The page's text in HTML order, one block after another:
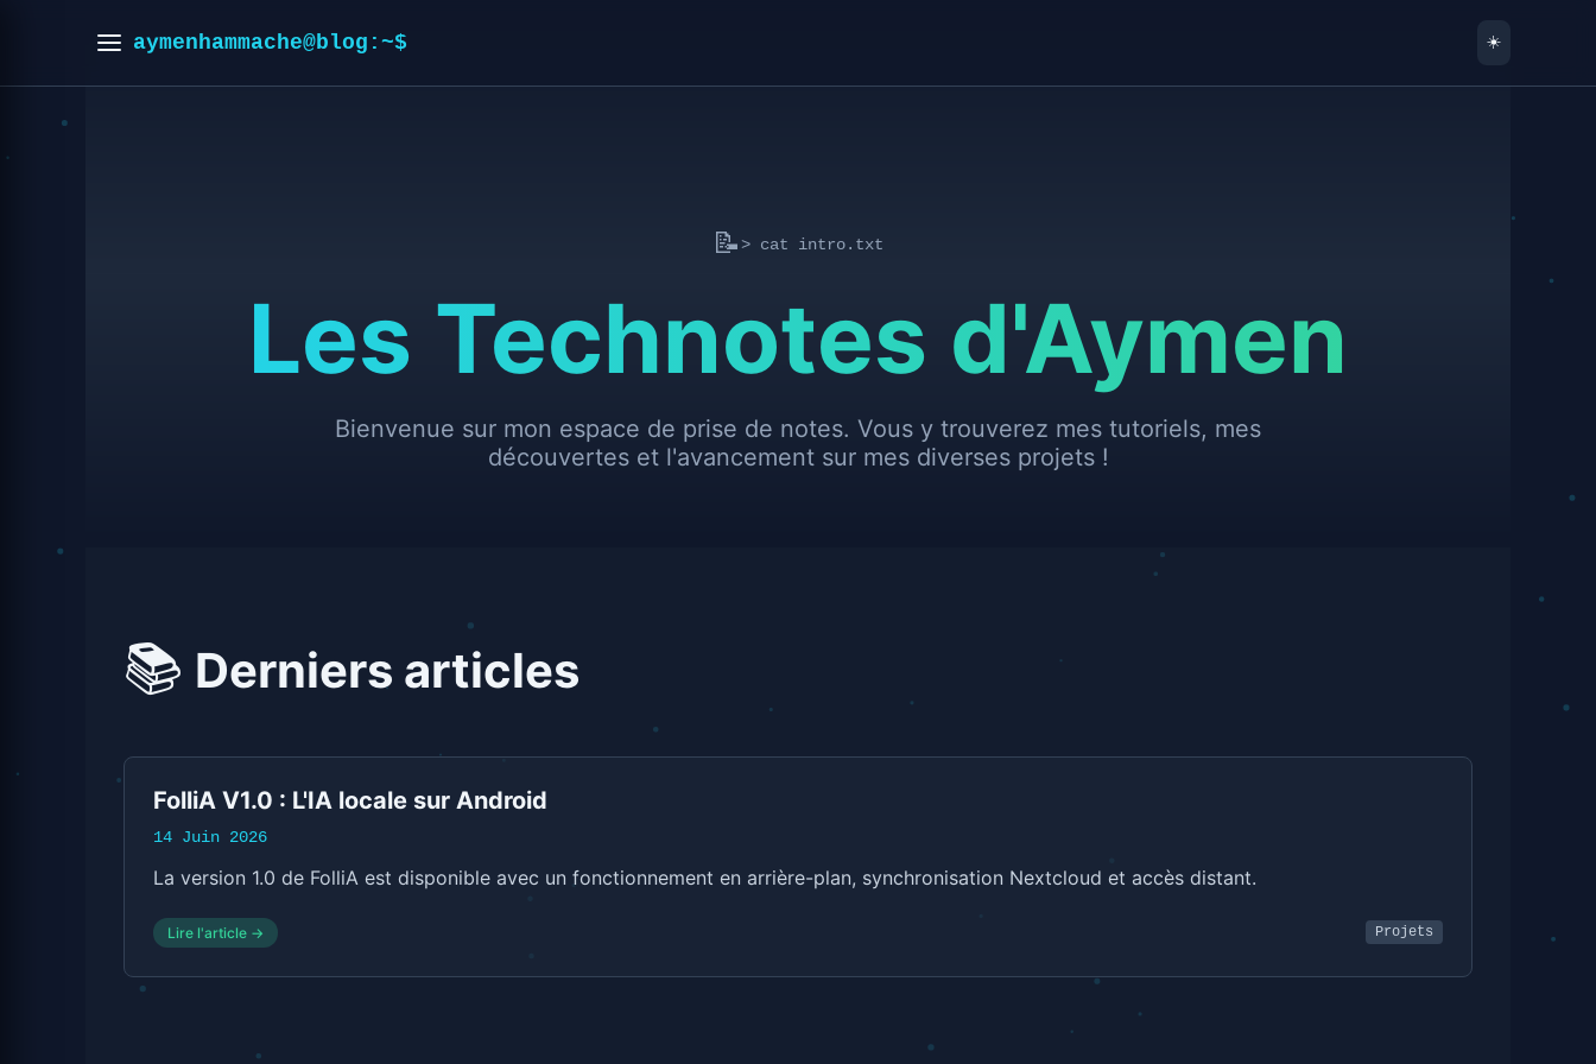
aymenhammache@blog:~$ ☀️
📝> cat intro.txt
Les Technotes d'Aymen
Bienvenue sur mon espace de prise de notes. Vous y trouverez mes tutoriels, mes
découvertes et l'avancement sur mes diverses projets !
📚 Derniers articles
FolliA V1.0 : L'IA locale sur Android
14 Juin 2026
La version 1.0 de FolliA est disponible avec un fonctionnement en arrière-plan, synchronisation Nextcloud et accès distant.
Lire l'article → Projets